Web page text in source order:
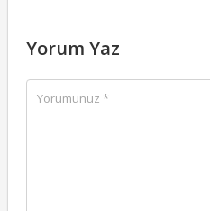
Yorum Yaz